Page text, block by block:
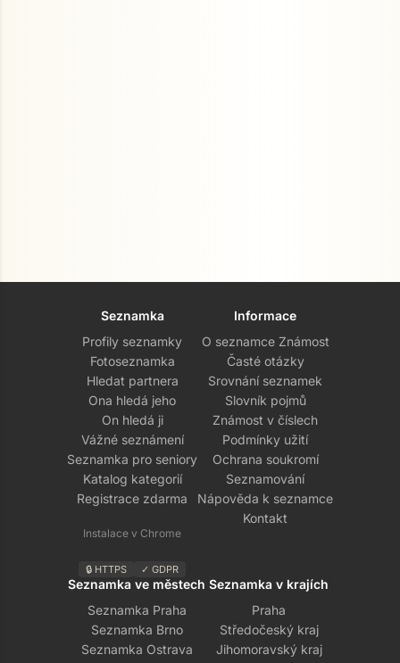
Seznamka
Profily seznamky
Fotoseznamka
Hledat partnera
Ona hledá jeho
On hledá ji
Vážné seznámení
Seznamka pro seniory
Katalog kategorií
Registrace zdarma
Instalace v Chrome
🔒 HTTPS ✓ GDPR
Informace
O seznamce Známost
Časté otázky
Srovnání seznamek
Slovník pojmů
Známost v číslech
Podmínky užití
Ochrana soukromí
Seznamování
Nápověda k seznamce
Kontakt
Seznamka ve městech
Seznamka Praha
Seznamka Brno
Seznamka Ostrava
Seznamka v krajích
Praha
Středočeský kraj
Jihomoravský kraj